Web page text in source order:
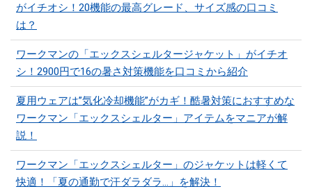
がイチオシ！20機能の最高グレード、サイズ感の口コミ
は？
ワークマンの「エックスシェルタージャケット」がイチオ
シ！2900円で16の暑さ対策機能を口コミから紹介
夏用ウェアは”気化冷却機能”がカギ！酷暑対策におすすめな
ワークマン「エックスシェルター」アイテムをマニアが解
説！
ワークマン「エックスシェルター」のジャケットは軽くて
快適！「夏の通勤で汗ダラダラ...」を解決！